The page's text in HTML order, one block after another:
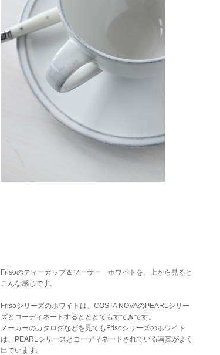
Frisoのティーカップ＆ソーサー ホワイトを、上から見ると
こんな感じです。
Frisoシリーズのホワイトは、COSTA NOVAのPEARLシリー
ズとコーディネートするとととてもすてきです。
メーカーのカタログなどを見てもFrisoシリーズのホワイト
は、PEARLシリーズとコーディネートされている写真がよく
出ています。